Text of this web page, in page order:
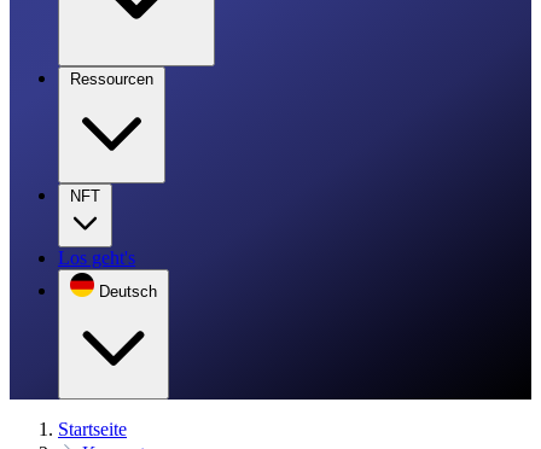
Ressourcen
NFT
Los geht's
Deutsch
Startseite